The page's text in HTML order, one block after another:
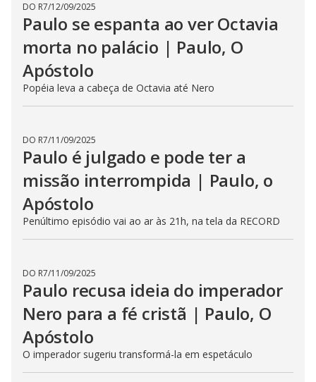
DO R7/12/09/2025
Paulo se espanta ao ver Octavia
morta no palácio | Paulo, O
Apóstolo
Popéia leva a cabeça de Octavia até Nero
DO R7/11/09/2025
Paulo é julgado e pode ter a
missão interrompida | Paulo, o
Apóstolo
Penúltimo episódio vai ao ar às 21h, na tela da RECORD
DO R7/11/09/2025
Paulo recusa ideia do imperador
Nero para a fé cristã | Paulo, O
Apóstolo
O imperador sugeriu transformá-la em espetáculo